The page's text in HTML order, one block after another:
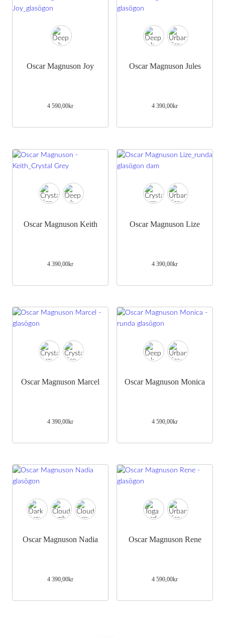
Oscar Magnuson Joy
4 590,00kr
Oscar Magnuson Jules
4 390,00kr
Oscar Magnuson Keith
4 390,00kr
Oscar Magnuson Lize
4 390,00kr
Oscar Magnuson Marcel
4 390,00kr
Oscar Magnuson Monica
4 590,00kr
Oscar Magnuson Nadia
4 390,00kr
Oscar Magnuson Rene
4 590,00kr